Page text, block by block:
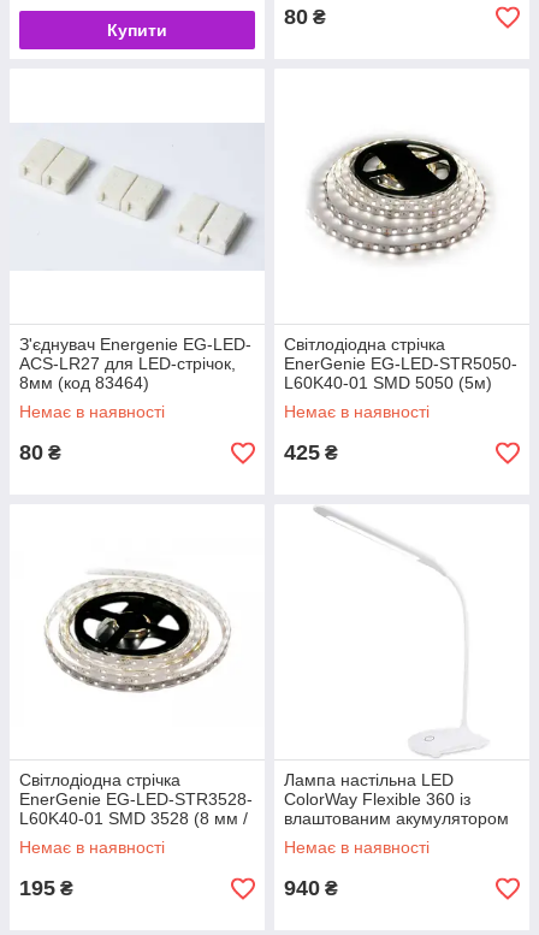
Купити
80 ₴
З'єднувач Energenie EG-LED-
ACS-LR27 для LED-стрічок,
8мм (код 83464)
Немає в наявності
80 ₴
Світлодіодна стрічка
EnerGenie EG-LED-STR5050-
L60K40-01 SMD 5050 (5м)
(код 83463)
Немає в наявності
425 ₴
Світлодіодна стрічка
EnerGenie EG-LED-STR3528-
L60K40-01 SMD 3528 (8 мм /
5м) 4.8 Вт 4000K 12V (код
83462)
Немає в наявності
195 ₴
Лампа настільна LED
ColorWay Flexible 360 із
влаштованим акумулятором
White (код 113401)
Немає в наявності
940 ₴